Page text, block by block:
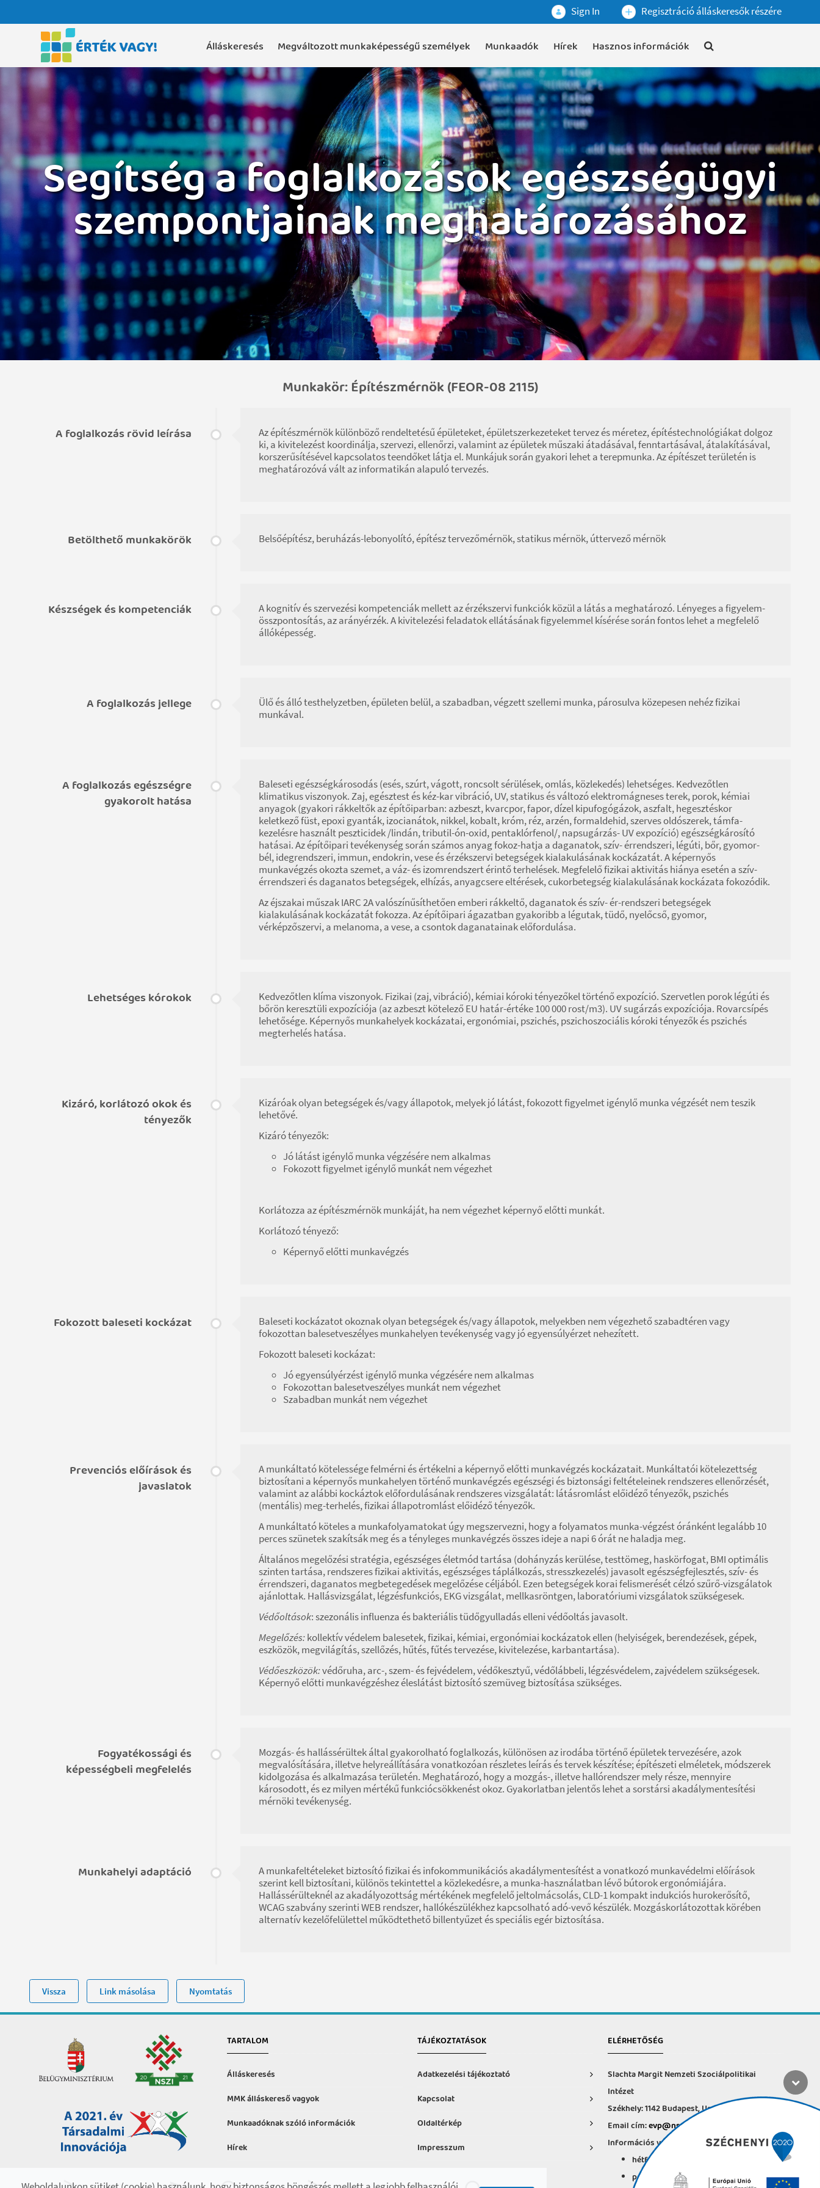
Sign In Regisztráció álláskeresők részére
Álláskeresés Megváltozott munkaképességű személyek Munkaadók Hírek Hasznos információk
Segítség a foglalkozások egészségügyi
szempontjainak meghatározásához
Munkakör: Építészmérnök (FEOR-08 2115)
A foglalkozás rövid leírása
Az építészmérnök különböző rendeltetésű épületeket, épületszerkezeteket tervez és méretez, építéstechnológiákat dolgoz
ki, a kivitelezést koordinálja, szervezi, ellenőrzi, valamint az épületek műszaki átadásával, fenntartásával, átalakításával,
korszerűsítésével kapcsolatos teendőket látja el. Munkájuk során gyakori lehet a terepmunka. Az építészet területén is
meghatározóvá vált az informatikán alapuló tervezés.
Betölthető munkakörök Belsőépítész, beruházás-lebonyolító, építész tervezőmérnök, statikus mérnök, úttervező mérnök
Készségek és kompetenciák
A kognitív és szervezési kompetenciák mellett az érzékszervi funkciók közül a látás a meghatározó. Lényeges a figyelem-
összpontosítás, az arányérzék. A kivitelezési feladatok ellátásának figyelemmel kísérése során fontos lehet a megfelelő
állóképesség.
A foglalkozás jellege
Ülő és álló testhelyzetben, épületen belül, a szabadban, végzett szellemi munka, párosulva közepesen nehéz fizikai
munkával.
A foglalkozás egészségre
gyakorolt hatása
Baleseti egészségkárosodás (esés, szúrt, vágott, roncsolt sérülések, omlás, közlekedés) lehetséges. Kedvezőtlen
klimatikus viszonyok. Zaj, egésztest és kéz-kar vibráció, UV, statikus és változó elektromágneses terek, porok, kémiai
anyagok (gyakori rákkeltők az építőiparban: azbeszt, kvarcpor, fapor, dízel kipufogógázok, aszfalt, hegesztéskor
keletkező füst, epoxi gyanták, izocianátok, nikkel, kobalt, króm, réz, arzén, formaldehid, szerves oldószerek, támfa-
kezelésre használt peszticidek /lindán, tributil-ón-oxid, pentaklórfenol/, napsugárzás- UV expozíció) egészségkárosító
hatásai. Az építőipari tevékenység során számos anyag fokoz-hatja a daganatok, szív- érrendszeri, légúti, bőr, gyomor-
bél, idegrendszeri, immun, endokrin, vese és érzékszervi betegségek kialakulásának kockázatát. A képernyős
munkavégzés okozta szemet, a váz- és izomrendszert érintő terhelések. Megfelelő fizikai aktivitás hiánya esetén a szív-
érrendszeri és daganatos betegségek, elhízás, anyagcsere eltérések, cukorbetegség kialakulásának kockázata fokozódik.
Az éjszakai műszak IARC 2A valószínűsíthetően emberi rákkeltő, daganatok és szív- ér-rendszeri betegségek
kialakulásának kockázatát fokozza. Az építőipari ágazatban gyakoribb a légutak, tüdő, nyelőcső, gyomor,
vérképzőszervi, a melanoma, a vese, a csontok daganatainak előfordulása.
Lehetséges kórokok
Kedvezőtlen klíma viszonyok. Fizikai (zaj, vibráció), kémiai kóroki tényezőkel történő expozíció. Szervetlen porok légúti és
bőrön keresztüli expozíciója (az azbeszt kötelező EU határ-értéke 100 000 rost/m3). UV sugárzás expozíciója. Rovarcsípés
lehetősége. Képernyős munkahelyek kockázatai, ergonómiai, pszichés, pszichoszociális kóroki tényezők és pszichés
megterhelés hatása.
Kizáró, korlátozó okok és
tényezők
Kizáróak olyan betegségek és/vagy állapotok, melyek jó látást, fokozott figyelmet igénylő munka végzését nem teszik
lehetővé.
Kizáró tényezők:
Jó látást igénylő munka végzésére nem alkalmas
Fokozott figyelmet igénylő munkát nem végezhet
Korlátozza az építészmérnök munkáját, ha nem végezhet képernyő előtti munkát.
Korlátozó tényező:
Képernyő előtti munkavégzés
Fokozott baleseti kockázat
Baleseti kockázatot okoznak olyan betegségek és/vagy állapotok, melyekben nem végezhető szabadtéren vagy
fokozottan balesetveszélyes munkahelyen tevékenység vagy jó egyensúlyérzet nehezített.
Fokozott baleseti kockázat:
Jó egyensúlyérzést igénylő munka végzésére nem alkalmas
Fokozottan balesetveszélyes munkát nem végezhet
Szabadban munkát nem végezhet
Prevenciós előírások és
javaslatok
A munkáltató kötelessége felmérni és értékelni a képernyő előtti munkavégzés kockázatait. Munkáltatói kötelezettség
biztosítani a képernyős munkahelyen történő munkavégzés egészségi és biztonsági feltételeinek rendszeres ellenőrzését,
valamint az alábbi kockáztok előfordulásának rendszeres vizsgálatát: látásromlást előidéző tényezők, pszichés
(mentális) meg-terhelés, fizikai állapotromlást előidéző tényezők.
A munkáltató köteles a munkafolyamatokat úgy megszervezni, hogy a folyamatos munka-végzést óránként legalább 10
perces szünetek szakítsák meg és a tényleges munkavégzés összes ideje a napi 6 órát ne haladja meg.
Általános megelőzési stratégia, egészséges életmód tartása (dohányzás kerülése, testtömeg, haskörfogat, BMI optimális
szinten tartása, rendszeres fizikai aktivitás, egészséges táplálkozás, stresszkezelés) javasolt egészségfejlesztés, szív- és
érrendszeri, daganatos megbetegedések megelőzése céljából. Ezen betegségek korai felismerését célzó szűrő-vizsgálatok
ajánlottak. Hallásvizsgálat, légzésfunkciós, EKG vizsgálat, mellkasröntgen, laboratóriumi vizsgálatok szükségesek.
Védőoltások: szezonális influenza és bakteriális tüdőgyulladás elleni védőoltás javasolt.
Megelőzés:kollektív védelem balesetek, fizikai, kémiai, ergonómiai kockázatok ellen (helyiségek, berendezések, gépek,
eszközök, megvilágítás, szellőzés, hűtés, fűtés tervezése, kivitelezése, karbantartása).
Védőeszközök:védőruha, arc-, szem- és fejvédelem, védőkesztyű, védőlábbeli, légzésvédelem, zajvédelem szükségesek.
Képernyő előtti munkavégzéshez éleslátást biztosító szemüveg biztosítása szükséges.
Fogyatékossági és
képességbeli megfelelés
Mozgás- és hallássérültek által gyakorolható foglalkozás, különösen az irodába történő épületek tervezésére, azok
megvalósítására, illetve helyreállítására vonatkozóan részletes leírás és tervek készítése; építészeti elméletek, módszerek
kidolgozása és alkalmazása területén. Meghatározó, hogy a mozgás-, illetve hallórendszer mely része, mennyire
károsodott, és ez milyen mértékű funkciócsökkenést okoz. Gyakorlatban jelentős lehet a sorstársi akadálymentesítési
mérnöki tevékenység.
Munkahelyi adaptáció
A munkafeltételeket biztosító fizikai és infokommunikációs akadálymentesítést a vonatkozó munkavédelmi előírások
szerint kell biztosítani, különös tekintettel a közlekedésre, a munka-használatban lévő bútorok ergonómiájára.
Hallássérülteknél az akadályozottság mértékének megfelelő jeltolmácsolás, CLD-1 kompakt indukciós hurokerősítő,
WCAG szabvány szerinti WEB rendszer, hallókészülékhez kapcsolható adó-vevő készülék. Mozgáskorlátozottak körében
alternatív kezelőfelülettel működtethető billentyűzet és speciális egér biztosítása.
Vissza Link másolása Nyomtatás
TARTALOM
Álláskeresés
MMK álláskereső vagyok
Munkaadóknak szóló információk
Hírek
TÁJÉKOZTATÁSOK
Adatkezelési tájékoztató
Kapcsolat
Oldaltérkép
Impresszum
ELÉRHETŐSÉG
Slachta Margit Nemzeti Szociálpolitikai
Intézet
Székhely: 1142 Budapest, Ungvár u. 64-66.
Email cím:evp@nszi.hu
Információs vonal: +36 30 682-6371
hétfő-csütörtök: 8:00-16:00
péntek: 8:00-14.00